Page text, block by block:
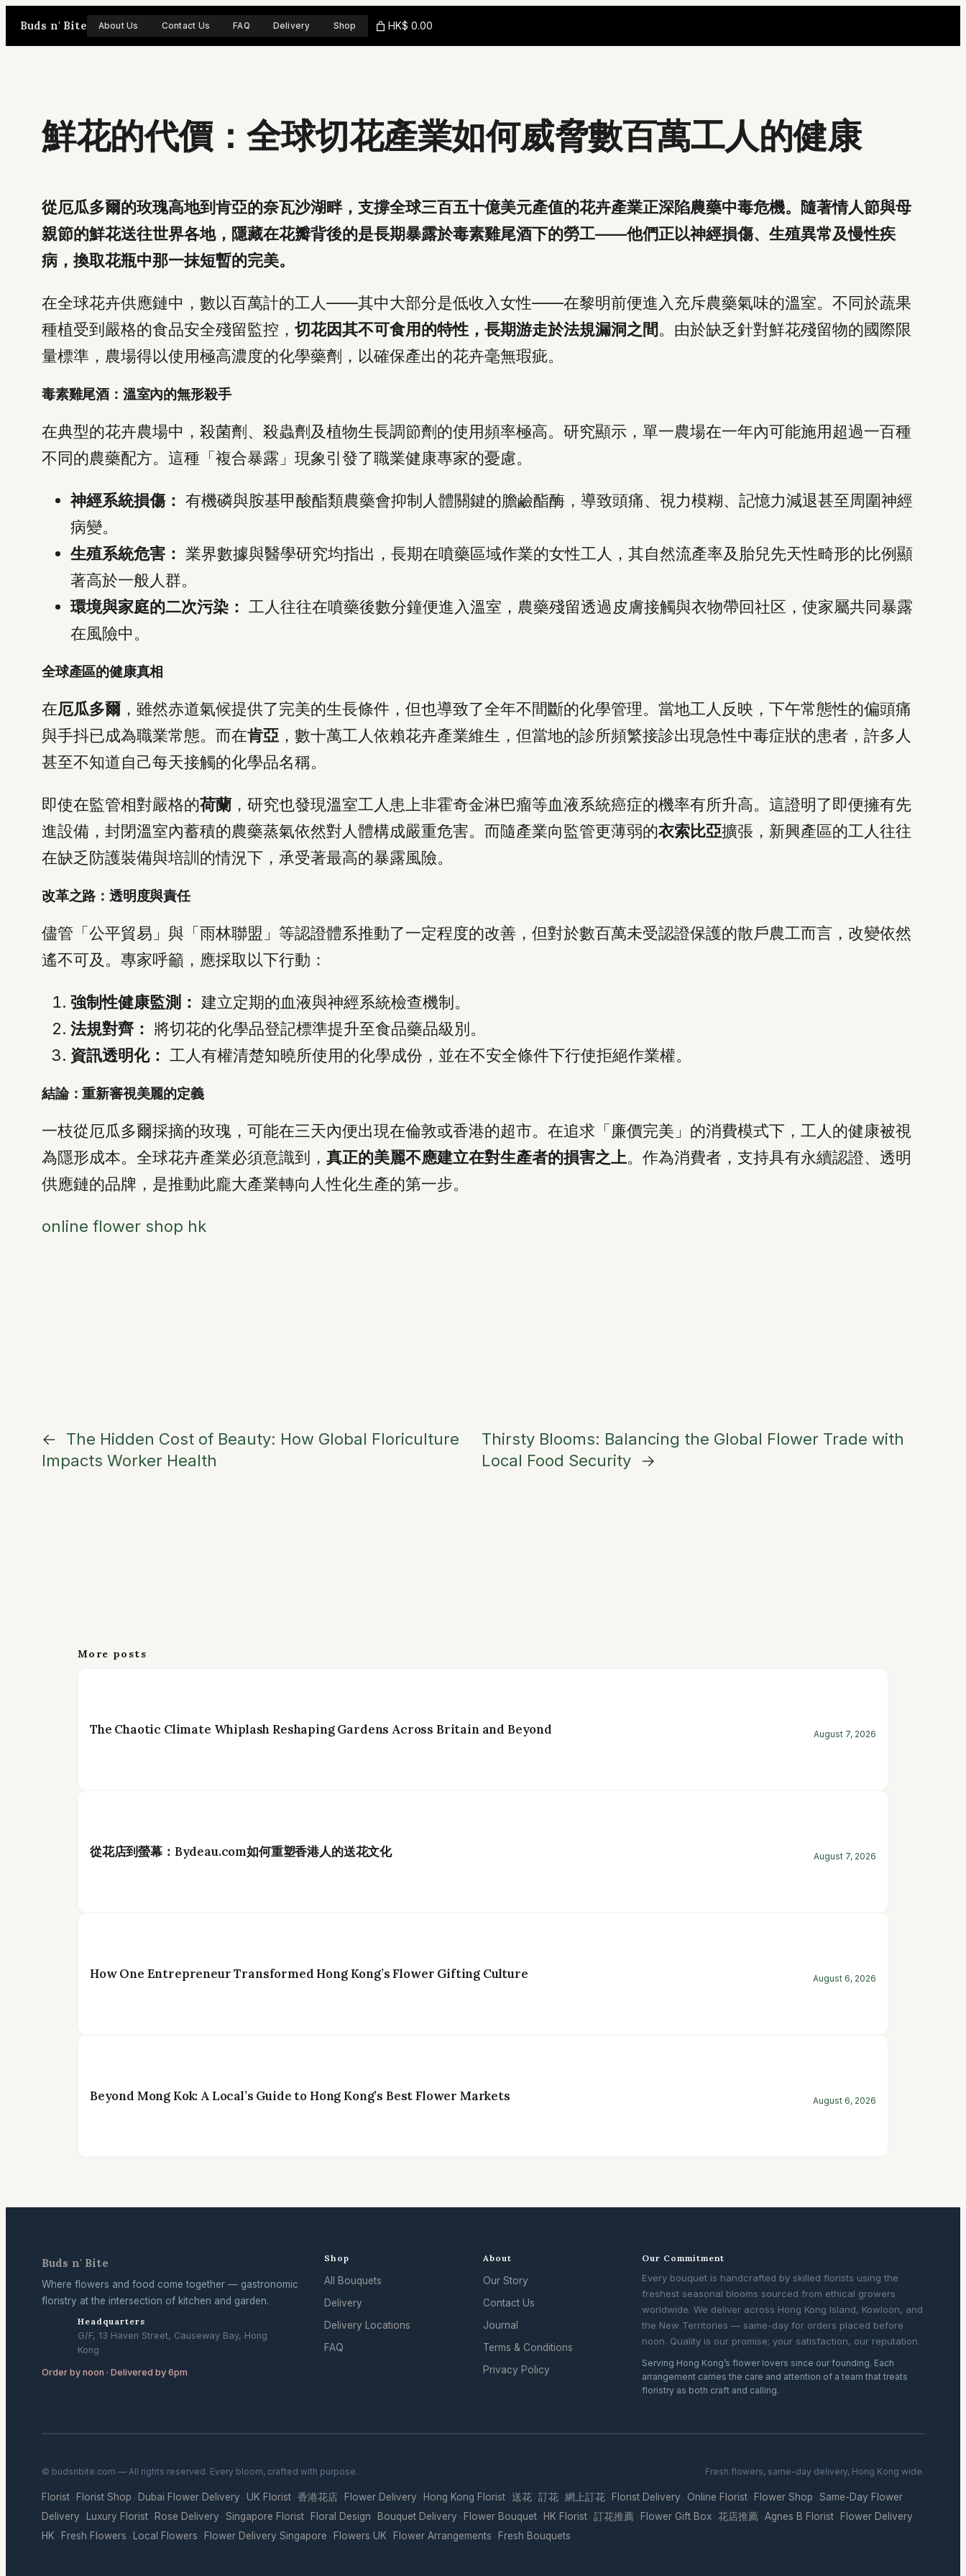
Buds n' Bite About Us Contact Us FAQ Delivery Shop HK$ 0.00
鮮花的代價：全球切花產業如何威脅數百萬工人的健康
從厄瓜多爾的玫瑰高地到肯亞的奈瓦沙湖畔，支撐全球三百五十億美元產值的花卉產業正深陷農藥中毒危機。隨著情人節與母
親節的鮮花送往世界各地，隱藏在花瓣背後的是長期暴露於毒素雞尾酒下的勞工——他們正以神經損傷、生殖異常及慢性疾
病，換取花瓶中那一抹短暫的完美。
在全球花卉供應鏈中，數以百萬計的工人——其中大部分是低收入女性——在黎明前便進入充斥農藥氣味的溫室。不同於蔬果
種植受到嚴格的食品安全殘留監控， 切花因其不可食用的特性，長期游走於法規漏洞之間。由於缺乏針對鮮花殘留物的國際限
量標準，農場得以使用極高濃度的化學藥劑，以確保產出的花卉毫無瑕疵。
毒素雞尾酒：溫室內的無形殺手
在典型的花卉農場中，殺菌劑、殺蟲劑及植物生長調節劑的使用頻率極高。研究顯示，單一農場在一年內可能施用超過一百種
不同的農藥配方。這種「複合暴露」現象引發了職業健康專家的憂慮。
神經系統損傷： 有機磷與胺基甲酸酯類農藥會抑制人體關鍵的膽鹼酯酶，導致頭痛、視力模糊、記憶力減退甚至周圍神經
病變。
生殖系統危害： 業界數據與醫學研究均指出，長期在噴藥區域作業的女性工人，其自然流產率及胎兒先天性畸形的比例顯
著高於一般人群。
環境與家庭的二次污染： 工人往往在噴藥後數分鐘便進入溫室，農藥殘留透過皮膚接觸與衣物帶回社区，使家屬共同暴露
在風險中。
全球產區的健康真相
在厄瓜多爾 ，雖然赤道氣候提供了完美的生長條件，但也導致了全年不間斷的化學管理。當地工人反映，下午常態性的偏頭痛
與手抖已成為職業常態。而在肯亞 ，數十萬工人依賴花卉產業維生，但當地的診所頻繁接診出現急性中毒症狀的患者，許多人
甚至不知道自己每天接觸的化學品名稱。
即使在監管相對嚴格的荷蘭 ，研究也發現溫室工人患上非霍奇金淋巴瘤等血液系統癌症的機率有所升高。這證明了即便擁有先
進設備，封閉溫室內蓄積的農藥蒸氣依然對人體構成嚴重危害。而隨產業向監管更薄弱的衣索比亞擴張，新興產區的工人往往
在缺乏防護裝備與培訓的情況下，承受著最高的暴露風險。
改革之路：透明度與責任
儘管「公平貿易」與「雨林聯盟」等認證體系推動了一定程度的改善，但對於數百萬未受認證保護的散戶農工而言，改變依然
遙不可及。專家呼籲，應採取以下行動：
強制性健康監測： 建立定期的血液與神經系統檢查機制。
法規對齊： 將切花的化學品登記標準提升至食品藥品級別。
資訊透明化： 工人有權清楚知曉所使用的化學成份，並在不安全條件下行使拒絕作業權。
結論：重新審視美麗的定義
一枝從厄瓜多爾採摘的玫瑰，可能在三天內便出現在倫敦或香港的超市。在追求「廉價完美」的消費模式下，工人的健康被視
為隱形成本。全球花卉產業必須意識到， 真正的美麗不應建立在對生產者的損害之上。作為消費者，支持具有永續認證、透明
供應鏈的品牌，是推動此龐大產業轉向人性化生產的第一步。
online flower shop hk
←
The Hidden Cost of Beauty: How Global Floriculture
Impacts Worker Health
Thirsty Blooms: Balancing the Global Flower Trade with
Local Food Security →
More posts
The Chaotic Climate Whiplash Reshaping Gardens Across Britain and Beyond August 7, 2026
從花店到螢幕：Bydeau.com如何重塑香港人的送花文化 August 7, 2026
How One Entrepreneur Transformed Hong Kong’s Flower Gifting Culture August 6, 2026
Beyond Mong Kok: A Local’s Guide to Hong Kong’s Best Flower Markets August 6, 2026
Buds n' Bite
Where flowers and food come together — gastronomic
floristry at the intersection of kitchen and garden.
Headquarters
G/F, 13 Haven Street, Causeway Bay, Hong
Kong
Order by noon · Delivered by 6pm
Shop
All Bouquets
Delivery
Delivery Locations
FAQ
About
Our Story
Contact Us
Journal
Terms & Conditions
Privacy Policy
Our Commitment
Every bouquet is handcrafted by skilled florists using the
freshest seasonal blooms sourced from ethical growers
worldwide. We deliver across Hong Kong Island, Kowloon, and
the New Territories — same-day for orders placed before
noon. Quality is our promise; your satisfaction, our reputation.
Serving Hong Kong’s flower lovers since our founding. Each
arrangement carries the care and attention of a team that treats
floristry as both craft and calling.
© budsnbite.com — All rights reserved. Every bloom, crafted with purpose. Fresh flowers, same-day delivery, Hong Kong wide.
Florist · Florist Shop · Dubai Flower Delivery · UK Florist · 香港花店 · Flower Delivery · Hong Kong Florist · 送花 · 訂花 · 網上訂花 · Florist Delivery · Online Florist · Flower Shop · Same-Day Flower
Delivery · Luxury Florist · Rose Delivery · Singapore Florist · Floral Design · Bouquet Delivery · Flower Bouquet · HK Florist · 訂花推薦 · Flower Gift Box · 花店推薦 · Agnes B Florist · Flower Delivery
HK · Fresh Flowers · Local Flowers · Flower Delivery Singapore · Flowers UK · Flower Arrangements · Fresh Bouquets